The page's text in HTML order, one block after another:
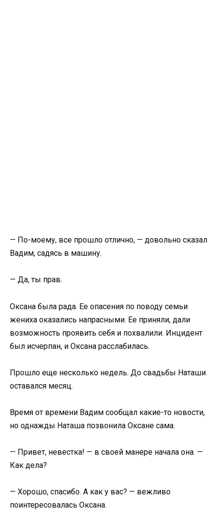
— По-моему, все прошло отлично, — довольно сказал
Вадим, садясь в машину.
— Да, ты прав.
Оксана была рада. Ее опасения по поводу семьи
жениха оказались напрасными. Ее приняли, дали
возможность проявить себя и похвалили. Инцидент
был исчерпан, и Оксана расслабилась.
Прошло еще несколько недель. До свадьбы Наташи
оставался месяц.
Время от времени Вадим сообщал какие-то новости,
но однажды Наташа позвонила Оксане сама.
— Привет, невестка! — в своей манере начала она. —
Как дела?
— Хорошо, спасибо. А как у вас? — вежливо
поинтересовалась Оксана.